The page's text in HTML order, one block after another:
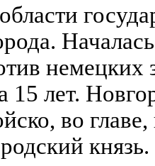
немецких
15 лет.
во главе,